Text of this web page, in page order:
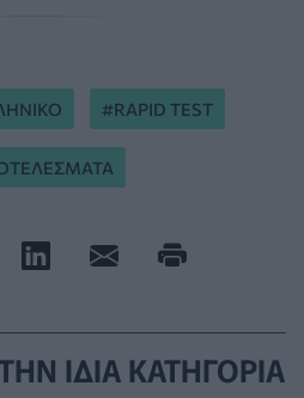
RAPID TEST
ΙΔΙΑ ΚΑΤΗΓΟΡΙΑ